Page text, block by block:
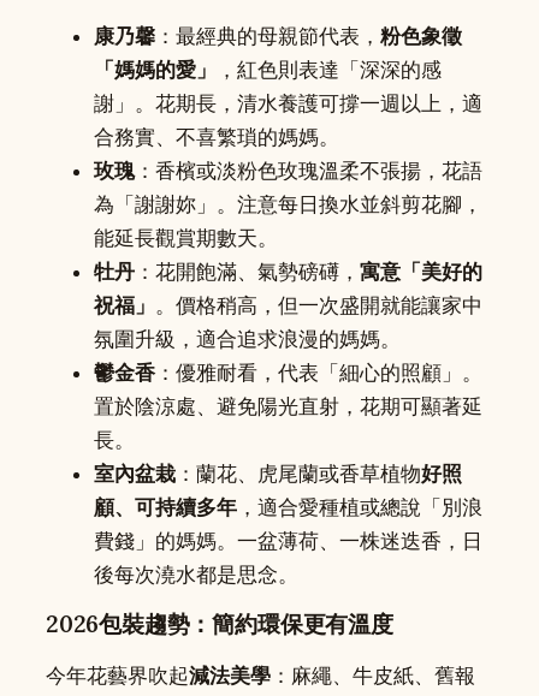
康乃馨 ：最經典的母親節代表， 粉色象徵
「媽媽的愛」
，紅色則表達「深深的感
謝」。花期長，清水養護可撐一週以上，適
合務實、不喜繁瑣的媽媽。
玫瑰：香檳或淡粉色玫瑰溫柔不張揚，花語
為「謝謝妳」。注意每日換水並斜剪花腳，
能延長觀賞期數天。
牡丹 ：花開飽滿、氣勢磅礡， 寓意「美好的
祝福」 。價格稍高，但一次盛開就能讓家中
氛圍升級，適合追求浪漫的媽媽。
鬱金香 ：優雅耐看，代表「細心的照顧」。
置於陰涼處、避免陽光直射，花期可顯著延
長。
室內盆栽 ：蘭花、虎尾蘭或香草植物好照
顧、可持續多年 ，適合愛種植或總說「別浪
費錢」的媽媽。一盆薄荷、一株迷迭香，日
後每次澆水都是思念。
2026包裝趨勢：簡約環保更有溫度
今年花藝界吹起減法美學 ：麻繩、牛皮紙、舊報